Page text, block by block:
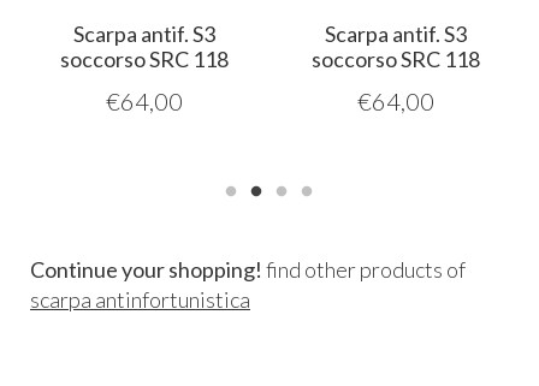
Scarpa antif. S3
soccorso SRC 118
€64,00
Scarpa antif. S3
soccorso SRC 118
€64,00
Continue your shopping! find other products of
scarpa antinfortunistica